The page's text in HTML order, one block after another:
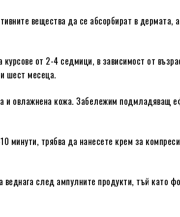
вещества да се абсорбират в дермата,
от 2-4 седмици, в зависимост от
шест месеца.
и овлажнена кожа. Забележим подмладяващ
минути, трябва да нанесете крем за
след ампулните продукти, тъй като